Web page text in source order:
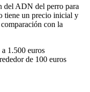
del ADN del perro para
tiene un precio inicial y
con la
1.500 euros
de 100 euros